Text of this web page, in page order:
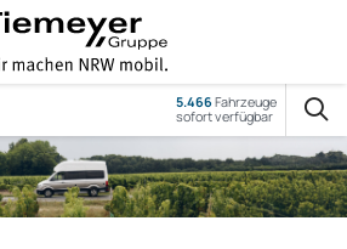
5.466Fahrzeuge
sofort verfügbar